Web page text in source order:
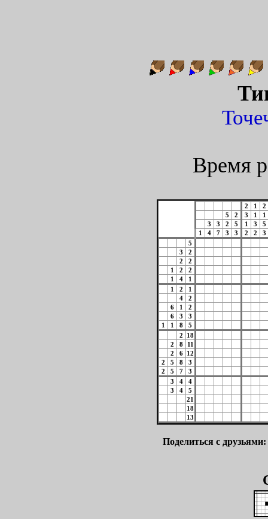
Время
2 1
2
5
2 3 1
1
3
3 2 5 1 3
5
1
4 7 3 3 2 2
3
5
3
2
2
2
1
2
2
1
4
1
1
2
1
4
2
6
1
2
6
3
3
1
1 8
5
2
18
2
8
11
2
6 12
2
5 8
3
2
5 7
3
3
4
4
3
4
5
21
18
13
Поделиться с друзьями: